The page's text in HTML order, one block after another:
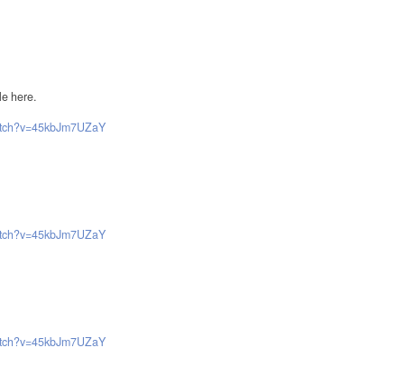
here.